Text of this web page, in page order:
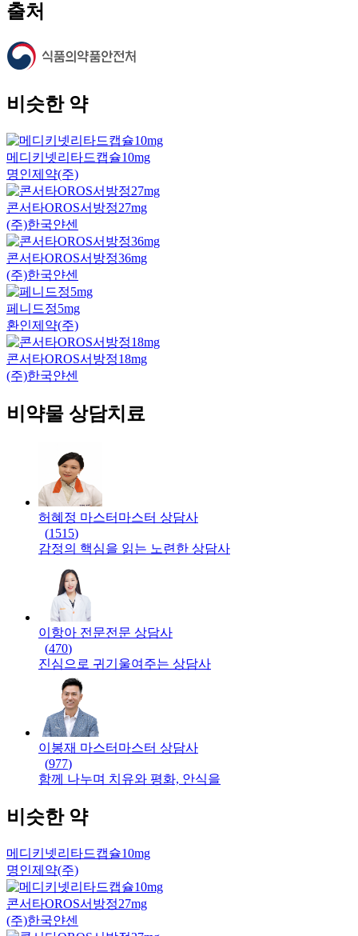
출처
비슷한 약
메디키넷리타드캡슐10mg
명인제약(주)
콘서타OROS서방정27mg
(주)한국얀센
콘서타OROS서방정36mg
(주)한국얀센
페니드정5mg
환인제약(주)
콘서타OROS서방정18mg
(주)한국얀센
비약물 상담치료
허혜정 마스터 마스터 상담사
(1515)
감정의 핵심을 읽는 노련한 상담사
이항아 전문전문 상담사
(470)
진심으로 귀기울여주는 상담사
이봉재 마스터 마스터 상담사
(977)
함께 나누며 치유와 평화, 안식을
비슷한 약
메디키넷리타드캡슐10mg
명인제약(주)
콘서타OROS서방정27mg
(주)한국얀센